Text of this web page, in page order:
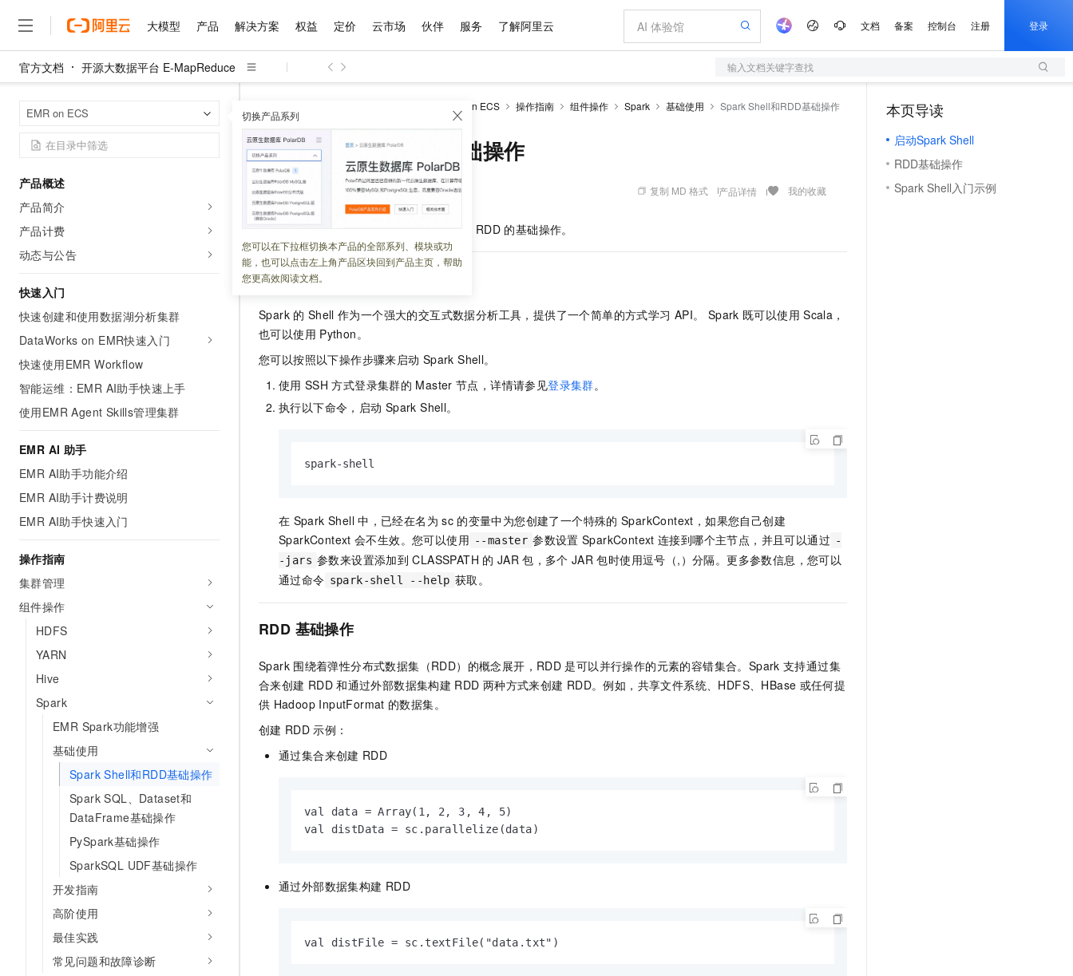
大模型 产品 解决方案 权益 定价 云市场 伙伴 服务 了解阿里云 文档 备案 控制台 注册 登录
官方文档 开源大数据平台 E-MapReduce 输入文档关键字查找
EMR on ECS 切换产品系列
您可以在下拉框切换本产品的全部系列、模块或功
能，也可以点击左上角产品区块回到产品主页，帮助
您更高效阅读文档。
产品概述
产品简介
产品计费
动态与公告
快速入门
快速创建和使用数据湖分析集群
DataWorks on EMR快速入门
快速使用EMR Workflow
智能运维：EMR AI助手快速上手
使用EMR Agent Skills管理集群
EMR AI 助手
EMR AI助手功能介绍
EMR AI助手计费说明
EMR AI助手快速入门
操作指南
集群管理
组件操作
HDFS
YARN
Hive
Spark
EMR Spark功能增强
基础使用
Spark Shell和RDD基础操作
Spark SQL、Dataset和
DataFrame基础操作
PySpark基础操作
SparkSQL UDF基础操作
开发指南
高阶使用
最佳实践
常见问题和故障诊断
EMR on ECS 操作指南 组件操作 Spark 基础使用 Spark Shell和RDD基础操作
Spark Shell和RDD基础操作
更新时间： 2025-07-10 02:00:19 复制 MD 格式 产品详情 我的收藏
RDD 的基础操作。
启动 Spark Shell
Spark 的 Shell 作为一个强大的交互式数据分析工具，提供了一个简单的方式学习 API。 Spark 既可以使用 Scala，
也可以使用 Python。
您可以按照以下操作步骤来启动 Spark Shell。
使用 SSH 方式登录集群的 Master 节点，详情请参见登录集群。
执行以下命令，启动 Spark Shell。
spark-shell
在 Spark Shell 中，已经在名为 sc 的变量中为您创建了一个特殊的 SparkContext，如果您自己创建
SparkContext 会不生效。您可以使用 --master 参数设置 SparkContext 连接到哪个主节点，并且可以通过 -
-jars 参数来设置添加到 CLASSPATH 的 JAR 包，多个 JAR 包时使用逗号（,）分隔。更多参数信息，您可以
通过命令 spark-shell --help 获取。
RDD 基础操作
Spark 围绕着弹性分布式数据集（RDD）的概念展开，RDD 是可以并行操作的元素的容错集合。Spark 支持通过集
合来创建 RDD 和通过外部数据集构建 RDD 两种方式来创建 RDD。例如，共享文件系统、HDFS、HBase 或任何提
供 Hadoop InputFormat 的数据集。
创建 RDD 示例：
通过集合来创建 RDD
val data = Array(1, 2, 3, 4, 5)
val distData = sc.parallelize(data)
通过外部数据集构建 RDD
val distFile = sc.textFile("data.txt")
本页导读
启动Spark Shell
RDD基础操作
Spark Shell入门示例
大模型
大模型服务平台百炼
大模型
文本生成
Qwen3.8-Max HOT
智能体时代全能旗舰模型
能看、能想、能动手的多模态智能体模型
视觉 Coding、空间感知、多模态思考等全面升级
Kimi 最新旗舰模型，长程编程与推理利器
旗舰 MoE 大模型，百万上下文与顶尖推理能力
1M上下文，专为长程任务能力而生
图生视频，流畅自然，细节丰富
千问AI平台-Token Plan NEW
在线体验全尺寸、多种模态的模型效果
Happy 系列大模型
灵活可视化地构建企业级 Agent
人工智能平台 PAI 秒悟
大模型解决方案
快速部署 Dify，高效搭建 AI 应用
依托云原生高可用架构,实现Dify私有化部署
10 分钟在聊天系统中增加一个 AI 助手
10分钟微调：让0.6B模型媲美235B模型
用1%尺寸在特定领域达到大模型90%以上效果
多模态数据信息提取
从文本、图片、视频中提取结构化的属性信息
产品
精选产品
人工智能与机器学习
存储
网络与CDN
安全
中间件
数据库
大数据计算
媒体服务
终端用户计算
Serverless
迁移与运维管理
专有云
精选产品
大模型服务平台百炼
大模型服务与应用平台
千问大模型
多元化、高性能、安全可靠的大模型服务
无影云电脑
随时随地安全接入的云上超级电脑
云解析DNS
云原生大数据计算服务 MaxCompute
面向分析的企业级SaaS模式云数据仓库
域名与网站
提供智能易用的域名与建站服务
对象存储 OSS
人工智能平台 PAI 大模型
一站式AI开发、训练和推理服务
Qoder CN
容器服务 Kubernetes 版 ACK
全托管，含MySQL、PostgreSQL、SQL Server、MariaDB多引擎
云防火墙
轻量应用服务器
数字证书管理服务（原SSL证书）
实现全站HTTPS，呈现可信的WEB访问
解决方案
精选解决方案
AI
现代化应用
安全
网络
可观测
企业出海
政企业务
精选解决方案
千问办公，解锁你的工作新方式
企业级Agent产品，直接交付可用成果
Agency Agents：拥有专属领域专家
多领域专家智能体,一键组建 AI 虚拟交付团队
HappyHorse 打造一站式影视创作平台
快速拥有专属 OpenClaw
睿译宝，AI翻译排版一步到位
上传文档即自动完成翻译和格式还原
GLM-5.2：长任务时代开源旗舰模型
Hermes Agent，打造自进化智能体
自主进化，持久记忆，越用越聪明
Claude Code + GStack 打造工程团队
轻松解锁专属 DeepSeek-V4-Pro
一句话生成原生可编辑精美 PPT 文稿
输入一句话想法, 轻松生成专业的 PPT
一键部署幻兽帕鲁游戏服务器
一键购买专属联机服务器，轻松开启游戏
权益 普惠上云
普惠上云 官方力荐
云服务器38元/年起，超值低价云产品抢先购
官方推荐返现计划
推荐新用户得奖励，单订单最高返9万
云工开物
高校专属算力普惠，学生认证享300元代金券
免费试用
解决方案免费试用 新老同享
最高领取价值200元试用点，立即开启云上创新
AI 产品 免费试用
1亿+ 大模型 tokens 和 30+ 款产品免费体验
大模型ACA认证体验
AI 特惠
智启 AI 普惠权益
至高享 1亿+免费 tokens，加速 Al 应用落地
阿里云 OPC 创新助力计划
至高百万元 Token 补贴，加速一人公司成长
Token Plan 模型订阅计划
Qwen3.8-Max 首发尝鲜，限时加量 10 倍，夜间低至2折
千问办公，限时限量积分加倍
万小智 AI 建站低至 15元/月
Night Plan 支持 Qwen 3.8-Max
夜间 5 折，Qwen/Meoo/TokenPlan 客户专享
AI 场景体验
从图文生成到视频创作，一键激活电商全链路生产力
AI 短剧/漫剧
自动承接线索、识别商机，让客服更高效、服务更出色。
AI 活动
AI 生产力先锋
先锋实践拓展 AI 生产力的边界
飞天发布时刻
所见，即是所愿
定价 产品定价
了解云产品的定价详情
云上成本管理
管理和优化成本
价格计算器
自助选配和估算价格
价格优势
推动算力普惠，释放技术红利
配置报价器
一站式生成采购清单，支持单品或批量购买
阿里云 OPC 创新助力计划
Token 补贴，五大权
益加速 OPC 成功
云市场 精选商城
网站建设
多端小程序
Salesforce 国际版订阅
友盟天域
观测云
Tuya 物联网平台阿里云版
电子合同
畅捷通
Tableau 订阅
AI空中课堂在线直播课堂（旗舰版）
开发者生态解决方案
AI 开发和 AI 应用解决方案
数据与 API
数据集
手机三要素
身份实名认证
短信
OCR 文字识别
发票查验
快递物流查询
企业应用
400电话
广告营销
基础软件
WordPress
定制建站
模板小程序
专业服务
伙伴 成为销售伙伴
分销伙伴
咨询伙伴
销售伙伴合作计划
Salesforce On Alibaba Cloud
Consulting Partner 合作计划
成为产品伙伴
产品生态集成认证中心
产品生态伙伴
产品生态伙伴工作台
产品伙伴合作计划
成为服务伙伴
服务伙伴合作计划
Al MaaS 服务伙伴赋能合作
伙伴信用分合作计划
更多支持
服务 售前咨询
在线服务
售后服务
自助服务
工单服务
短信专区
企业增值服务
企业支持计划
专家技术服务
企业增值服务台
企业成长
服务实践
阿里云认证 开发者社区
了解阿里云 为什么选择阿里云
什么是云计算
技术领先
稳定可靠
安全合规
分析师报告
研究报告与白皮书
天池大赛
入门学习赛
最佳实践
云上春晚
云上奥运之旅
云栖战略参考
云上的中国
看见新力量
金融模力时刻
市场活动 加入我们
校园招聘